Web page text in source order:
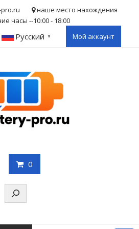
наше место нахождения
часы --10:00 - 18:00
Русский ▼ Мой аккаунт
0